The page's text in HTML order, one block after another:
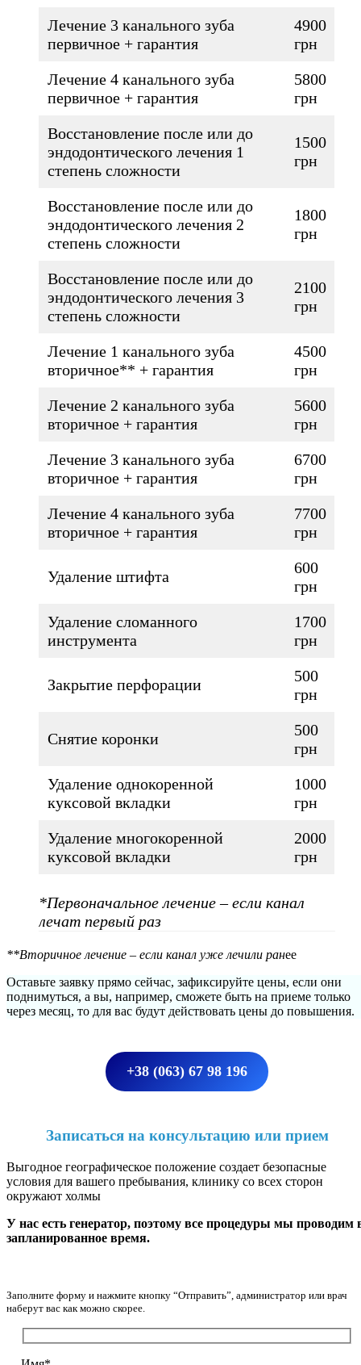
Лечение 3 канального зуба
первичное + гарантия
4900
грн
Лечение 4 канального зуба
первичное + гарантия
5800
грн
Восстановление после или до
эндодонтического лечения 1
степень сложности
1500
грн
Восстановление после или до
эндодонтического лечения 2
степень сложности
1800
грн
Восстановление после или до
эндодонтического лечения 3
степень сложности
2100
грн
Лечение 1 канального зуба
вторичное** + гарантия
4500
грн
Лечение 2 канального зуба
вторичное + гарантия
5600
грн
Лечение 3 канального зуба
вторичное + гарантия
6700
грн
Лечение 4 канального зуба
вторичное + гарантия
7700
грн
Удаление штифта
600
грн
Удаление сломанного
инструмента
1700
грн
Закрытие перфорации
500
грн
Снятие коронки
500
грн
Удаление однокоренной
куксовой вкладки
1000
грн
Удаление многокоренной
куксовой вкладки
2000
грн
*Первоначальное лечение – если канал
лечат первый раз
**Вторичное лечение – если канал уже лечили ранее
Оставьте заявку прямо сейчас, зафиксируйте цены, если они
поднимуться, а вы, например, сможете быть на приеме только
через месяц, то для вас будут действовать цены до повышения.
+38 (063) 67 98 196
Записаться на консультацию или прием
Выгодное географическое положение создает безопасные
условия для вашего пребывания, клинику со всех сторон
окружают холмы
У нас есть генератор, поэтому все процедуры мы проводим
запланированное время.
Заполните форму и нажмите кнопку “Отправить”, администратор или врач
наберут вас как можно скорее.